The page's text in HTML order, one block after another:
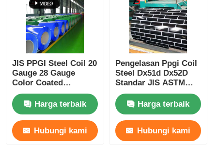
JIS PPGI Steel Coil 20
Gauge 28 Gauge
Color Coated
Galvanized Steel Coil
Harga terbaik
Hubungi kami
Pengelasan Ppgi Coil
Steel Dx51d Dx52D
Standar JIS ASTM
Ral3005 6005 3013
Harga terbaik
Hubungi kami